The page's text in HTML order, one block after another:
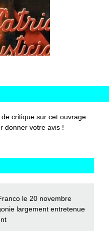
critique sur cet ouvrage.
donner votre avis !
le 20 novembre
largement entretenue